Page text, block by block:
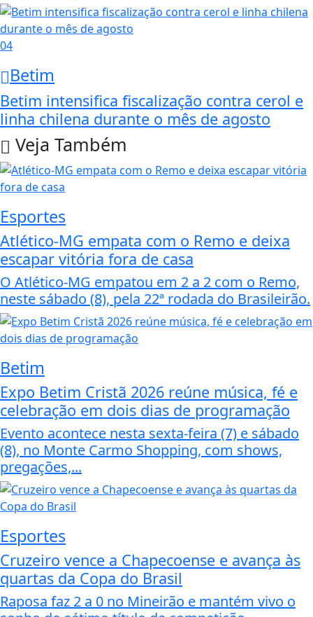
04
Betim
Betim intensifica fiscalização contra cerol e
linha chilena durante o mês de agosto
Veja Também
Esportes
Atlético-MG empata com o Remo e deixa
escapar vitória fora de casa
O Atlético-MG empatou em 2 a 2 com o Remo,
neste sábado (8), pela 22ª rodada do Brasileirão.
Betim
Expo Betim Cristã 2026 reúne música, fé e
celebração em dois dias de programação
Evento acontece nesta sexta-feira (7) e sábado
(8), no Monte Carmo Shopping, com shows,
pregações,...
Esportes
Cruzeiro vence a Chapecoense e avança às
quartas da Copa do Brasil
Raposa faz 2 a 0 no Mineirão e mantém vivo o